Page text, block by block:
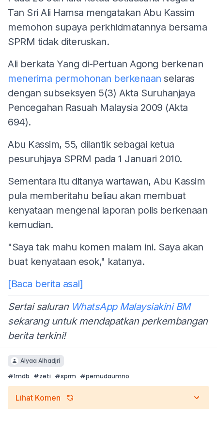
Tan Sri Ali Hamsa mengatakan Abu Kassim
memohon supaya perkhidmatannya bersama
SPRM tidak diteruskan.
Ali berkata Yang di-Pertuan Agong berkenan
menerima permohonan berkenaan selaras
dengan subseksyen 5(3) Akta Suruhanjaya
Pencegahan Rasuah Malaysia 2009 (Akta
694).
Abu Kassim, 55, dilantik sebagai ketua
pesuruhjaya SPRM pada 1 Januari 2010.
Sementara itu ditanya wartawan, Abu Kassim
pula memberitahu beliau akan membuat
kenyataan mengenai laporan polis berkenaan
kemudian.
"Saya tak mahu komen malam ini. Saya akan
buat kenyataan esok," katanya.
[Baca berita asal]
Sertai saluran WhatsApp Malaysiakini BM
sekarang untuk mendapatkan perkembangan
berita terkini!
Alyaa Alhadjri
#1mdb #zeti #sprm #pemudaumno
Lihat Komen